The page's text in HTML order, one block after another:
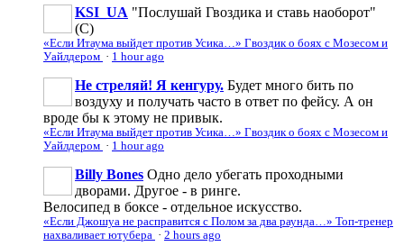
KSI_UA "Послушай Гвоздика и ставь наоборот"
(С)
«Если Итаума выйдет против Усика…» Гвоздик о боях с Мозесом и
Уайлдером · 1 hour ago
Не стреляй! Я кенгуру. Будет много бить по
воздуху и получать часто в ответ по фейсу. А он
вроде бы к этому не привык.
«Если Итаума выйдет против Усика…» Гвоздик о боях с Мозесом и
Уайлдером · 1 hour ago
Billy Bones Одно дело убегать проходными
дворами. Другое - в ринге.
Велосипед в боксе - отдельное искусство.
«Если Джошуа не расправится с Полом за два раунда…» Топ-тренер
нахваливает ютубера · 2 hours ago